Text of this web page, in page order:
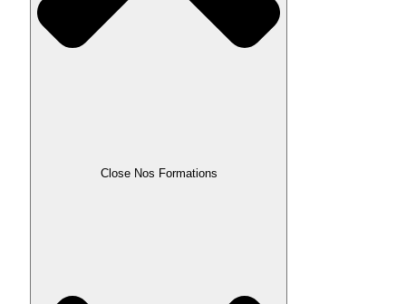
Close Nos Formations